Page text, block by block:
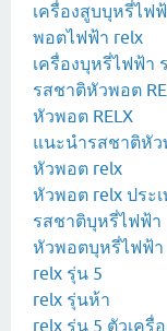
เครื่องสูบบุหรี่ไฟ
พอตไฟฟ้า relx
เครื่องบุหรี่ไฟฟ้า
รสชาติหัวพอต
หัวพอต RELX
แนะนำรสชาติหัว
หัวพอต relx
หัวพอต relx ประ
รสชาติบุหรี่ไฟฟ้า
หัวพอตบุหรี่ไฟฟ้า
relx รุ่น 5
relx รุ่นห้า
relx รุ่น 5 ตัวเครื่อ